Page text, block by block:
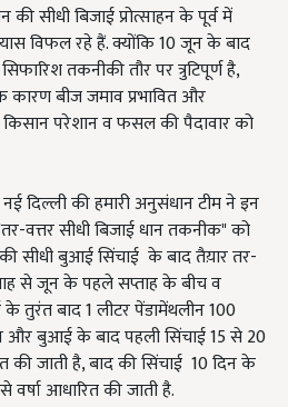
की सीधी बिजाई प्रोत्साहन के पूर्व में
विफल रहे हैं. क्योंकि 10 जून के बाद
तकनीकी तौर पर त्रुटिपूर्ण है,
कारण बीज जमाव प्रभावित और
किसान परेशान व फसल की पैदावार को
दिल्ली की हमारी अनुसंधान टीम ने इन
वत्तर सीधी बिजाई धान तकनीक" को
सीधी बुआई सिंचाई के बाद तैय़ार तर-
से जून के पहले सप्ताह के बीच व
बाद 1 लीटर पेंडामेंथलीन 100
और बुआई के बाद पहली सिंचाई 15 से 20
की जाती है, बाद की सिंचाई 10 दिन के
वर्षा आधारित की जाती है.